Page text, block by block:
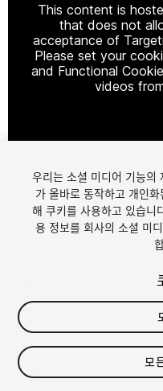
This content is
that does not
acceptance of
Please set your
and Functional
videos
$24.99
세금/부가세는 결제 시 반영됩니
우리는 소셜 미디어 기능의
가 올바로 동작하고 개인
해 쿠키를 사용하고 있습니
용 정보를 회사의 소셜 미
모